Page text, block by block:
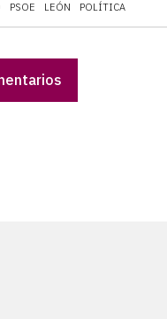
PSOE LEÓN POLÍTICA